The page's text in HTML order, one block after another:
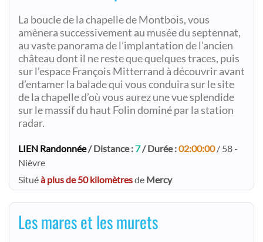
La boucle de la chapelle de Montbois, vous
amènera successivement au musée du septennat,
au vaste panorama de l’implantation de l’ancien
château dont il ne reste que quelques traces, puis
sur l’espace François Mitterrand à découvrir avant
d’entamer la balade qui vous conduira sur le site
de la chapelle d’où vous aurez une vue splendide
sur le massif du haut Folin dominé par la station
radar.
LIEN Randonnée/ Distance : 7/ Durée :02:00:00/ 58 -
Nièvre
Situéà plus de 50 kilomètresde Mercy
Les mares et les murets